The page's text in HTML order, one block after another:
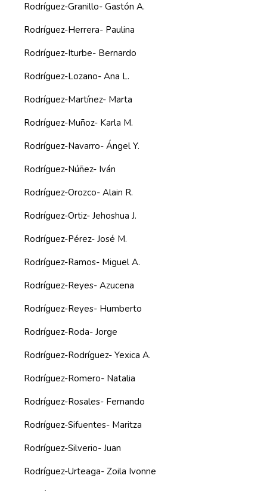
Rodríguez-Granillo- Gastón A.
Rodríguez-Herrera- Paulina
Rodríguez-Iturbe- Bernardo
Rodríguez-Lozano- Ana L.
Rodríguez-Martínez- Marta
Rodríguez-Muñoz- Karla M.
Rodríguez-Navarro- Ángel Y.
Rodríguez-Núñez- Iván
Rodríguez-Orozco- Alain R.
Rodríguez-Ortiz- Jehoshua J.
Rodríguez-Pérez- José M.
Rodríguez-Ramos- Miguel A.
Rodríguez-Reyes- Azucena
Rodríguez-Reyes- Humberto
Rodríguez-Roda- Jorge
Rodríguez-Rodríguez- Yexica A.
Rodríguez-Romero- Natalia
Rodríguez-Rosales- Fernando
Rodríguez-Sifuentes- Maritza
Rodríguez-Silverio- Juan
Rodríguez-Urteaga- Zoila Ivonne